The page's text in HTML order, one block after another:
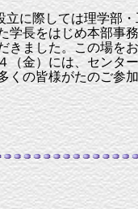
に際しては理学部・
学長をはじめ本部事
きました。この場を
（金）には、センタ
くの皆様がたのご参